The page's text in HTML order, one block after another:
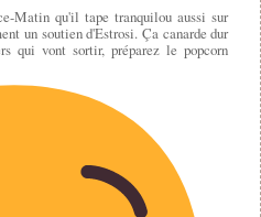
Matin qu'il tape tranquilou aussi sur
un soutien d'Estrosi. Ça canarde dur
qui vont sortir, préparez le popcorn